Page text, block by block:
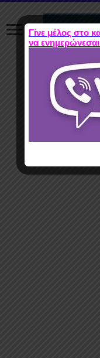
Γίνε μέλος στο
να ενημερώνεσαι